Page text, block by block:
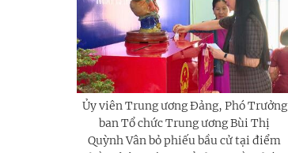
Ủy viên Trung ương Đảng, Phó Trưởng
ban Tổ chức Trung ương Bùi Thị
Quỳnh Vân bỏ phiếu bầu cử tại điểm